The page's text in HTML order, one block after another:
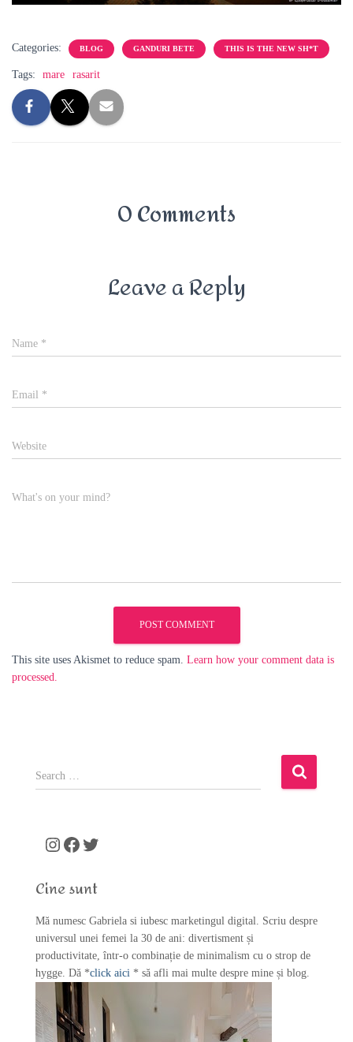
Categories: BLOG GANDURI BETE THIS IS THE NEW SH*T
Tags: mare rasarit
0 Comments
Leave a Reply
Name *
Email *
Website
What's on your mind?
This site uses Akismet to reduce spam. Learn how your comment data is
processed.
S
e
o
:
Instagram Facebook Twitter
Cine sunt
Mă numesc Gabriela si iubesc marketingul digital. Scriu despre
universul unei femei la 30 de ani: divertisment și
productivitate, într-o combinație de minimalism cu o strop de
hygge. Dă *click aici * să afli mai multe despre mine și blog.